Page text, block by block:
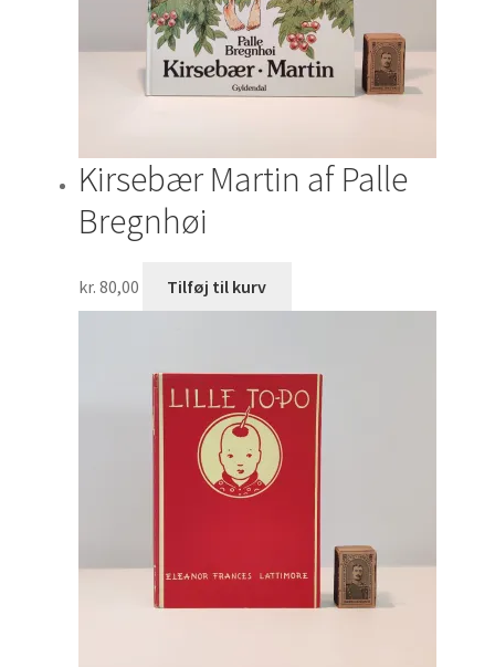
Kirsebær Martin af Palle
Bregnhøi
kr. 80,00 Tilføj til kurv